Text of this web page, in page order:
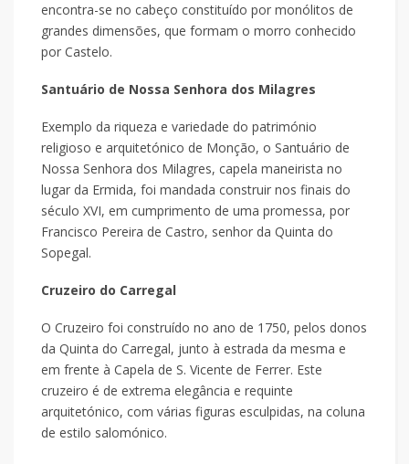
encontra-se no cabeço constituído por monólitos de
grandes dimensões, que formam o morro conhecido
por Castelo.
Santuário de Nossa Senhora dos Milagres
Exemplo da riqueza e variedade do património
religioso e arquitetónico de Monção, o Santuário de
Nossa Senhora dos Milagres, capela maneirista no
lugar da Ermida, foi mandada construir nos finais do
século XVI, em cumprimento de uma promessa, por
Francisco Pereira de Castro, senhor da Quinta do
Sopegal.
Cruzeiro do Carregal
O Cruzeiro foi construído no ano de 1750, pelos donos
da Quinta do Carregal, junto à estrada da mesma e
em frente à Capela de S. Vicente de Ferrer. Este
cruzeiro é de extrema elegância e requinte
arquitetónico, com várias figuras esculpidas, na coluna
de estilo salomónico.